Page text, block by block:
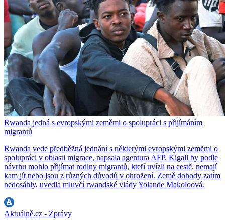
Rwanda jedná s evropskými zeměmi o spolupráci s přijímáním
migrantů
Rwanda vede předběžná jednání s některými evropskými zeměmi o
spolupráci v oblasti migrace, napsala agentura AFP. Kigali by podle
návrhu mohlo přijímat rodiny migrantů, kteří uvízli na cestě, nemají
kam jít nebo jsou z různých důvodů v ohrožení. Země dohody zatím
nedosáhly, uvedla mluvčí rwandské vlády Yolande Makoloová.
Aktuálně.cz - Zprávy